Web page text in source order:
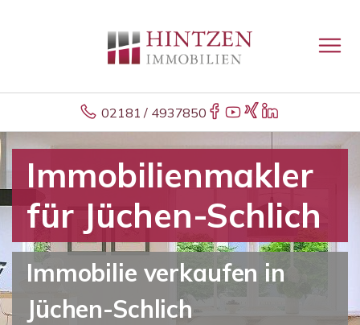
02181 / 4937850
Immobilienmakler
für Jüchen-Schlich
Immobilie verkaufen in
Jüchen-Schlich